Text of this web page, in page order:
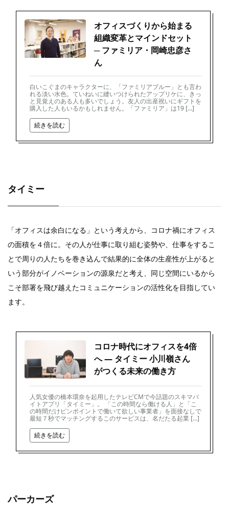
オフィスづくりから始まる
組織変革とマインドセット
─ ファミリア・岡崎忠彦さ
ん
白いこぐまのキャラクターに、「ファミリアブルー」とも言わ
れる淡い水色。ていねいに縫いつけられたアップリケに、きっ
と見覚えのある人も多いでしょう。友人の出産祝いにギフトを
購入した人もいるかもしれません。「ファミリア」は19 […]
続きを読む
タイミー
「オフィスは余白になる」という考えから、コロナ禍にオフィス
の面積を４倍に。その人が仕事に取り組む姿勢や、仕事をするこ
とで周りの人たちを巻き込んで結果的に全体の生産性が上がると
いう部分がイノベーションの源泉だと考え、同じ空間にいるから
こそ部署を飛び越えたコミュニケーションの活性化を目指してい
ます。
コロナ時代にオフィスを4倍
へ ― タイミー 小川嶺さん
がつくる未来の働き方
人気女優の橋本環奈を起用したテレビCMで今話題のスキマバ
イトアプリ「タイミー」。 「この時間なら働ける人」と「こ
の時間だけピンポイントで働いて欲しい事業者」を面接なしで
最短７秒でマッチングするこのサービスは、名だたる起業 […]
続きを読む
パーカーズ